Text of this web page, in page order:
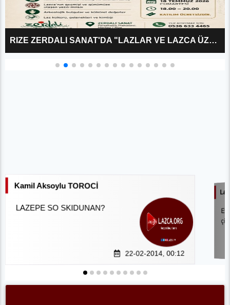
RIZE ZERDALI SANAT'DA "LAZLAR VE LAZCA ÜZERINE?" KÜLTÜR SÖYLEŞISI
Kamil Aksoylu TOROCİ
LAZEPE SO SKIDUNAN?
22-02-2014, 00:12